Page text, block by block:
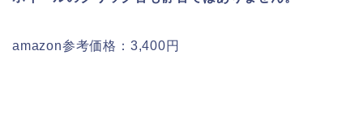
amazon参考価格：3,400円